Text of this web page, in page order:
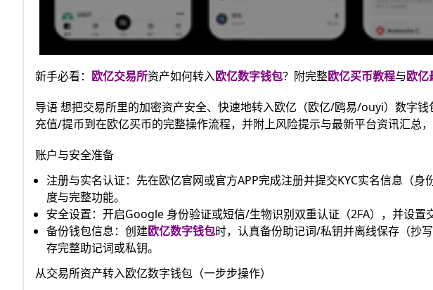
新手必看： 欧亿交易所资产如何转入欧亿数字钱包？附完整欧亿买币教程与欧亿
导语 想把交易所里的加密资产安全、快速地转入欧亿（欧亿/鸥易/ouyi）数字钱
充值/提币到在欧亿买币的完整操作流程，并附上风险提示与最新平台资讯汇总
账户与安全准备
注册与实名认证：先在欧亿官网或官方APP完成注册并提交KYC实名信息（
度与完整功能。
安全设置：开启Google 身份验证或短信/生物识别双重认证（2FA），并设置
备份钱包信息：创建欧亿数字钱包时，认真备份助记词/私钥并离线保存（抄
存完整助记词或私钥。
从交易所资产转入欧亿数字钱包（一步步操作）